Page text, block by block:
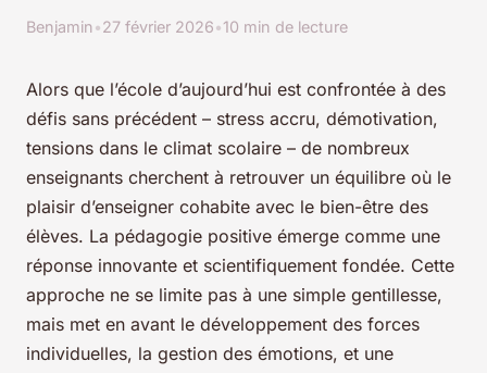
Benjamin•27 février 2026•10 min de lecture
Alors que l’école d’aujourd’hui est confrontée à des
défis sans précédent – stress accru, démotivation,
tensions dans le climat scolaire – de nombreux
enseignants cherchent à retrouver un équilibre où le
plaisir d’enseigner cohabite avec le bien-être des
élèves. La pédagogie positive émerge comme une
réponse innovante et scientifiquement fondée. Cette
approche ne se limite pas à une simple gentillesse,
mais met en avant le développement des forces
individuelles, la gestion des émotions, et une